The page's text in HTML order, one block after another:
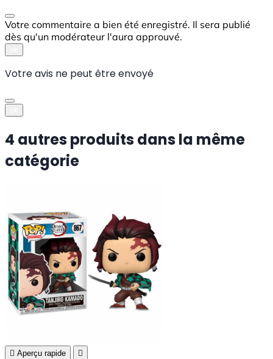
Votre commentaire a bien été enregistré. Il sera publié
dès qu'un modérateur l'aura approuvé.
Votre avis ne peut être envoyé
4 autres produits dans la même
catégorie
 Aperçu rapide 